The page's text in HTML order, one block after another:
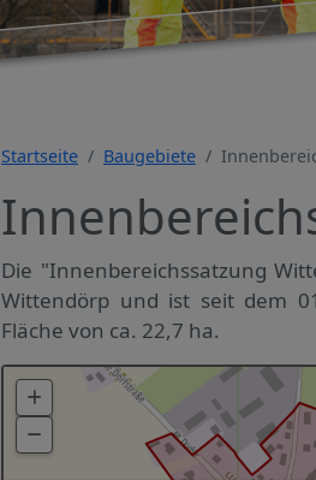
Startseite Baugebiete
Die "Innenbereichssatzung
Wittendörp und ist seit dem
Fläche von ca. 22,7 ha.